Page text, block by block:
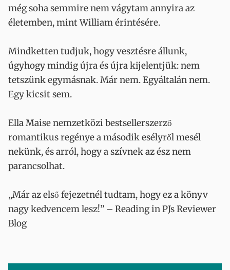
még soha semmire nem vágytam annyira az
életemben, mint William érintésére.
Mindketten tudjuk, hogy vesztésre állunk,
úgyhogy mindig újra és újra kijelentjük: nem
tetszünk egymásnak. Már nem. Egyáltalán nem.
Egy kicsit sem.
Ella Maise nemzetközi bestsellerszerző
romantikus regénye a második esélyről mesél
nekünk, és arról, hogy a szívnek az ész nem
parancsolhat.
„Már az első fejezetnél tudtam, hogy ez a könyv
nagy kedvencem lesz!” – Reading in PJs Reviewer
Blog